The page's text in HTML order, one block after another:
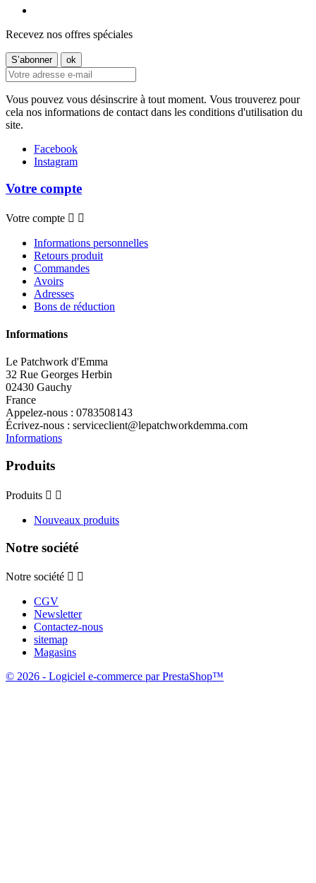
Recevez nos offres spéciales
Vous pouvez vous désinscrire à tout moment. Vous trouverez pour
cela nos informations de contact dans les conditions d'utilisation du
site.
Facebook
Instagram
Votre compte
Votre compte  
Informations personnelles
Retours produit
Commandes
Avoirs
Adresses
Bons de réduction
Informations
Le Patchwork d'Emma
32 Rue Georges Herbin
02430 Gauchy
France
Appelez-nous : 0783508143
Écrivez-nous : serviceclient@lepatchworkdemma.com
Informations
Produits
Produits  
Nouveaux produits
Notre société
Notre société  
CGV
Newsletter
Contactez-nous
sitemap
Magasins
© 2026 - Logiciel e-commerce par PrestaShop™